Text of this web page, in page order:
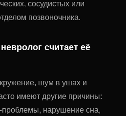
сосудистых или
позвоночника.
считает её
шум в ушах и
имеют другие причины:
проблемы, нарушение сна,